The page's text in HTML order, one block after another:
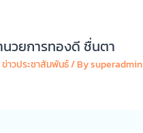
วยการทองดี ชื่นตา
ข่าวประชาสัมพันธ์/ Bysuperadmin